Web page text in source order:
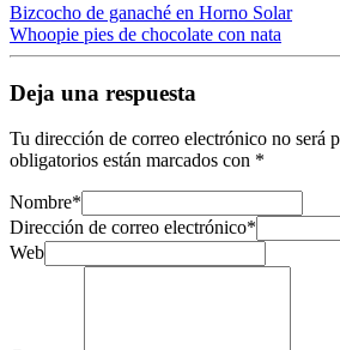
Bizcocho de ganaché en Horno Solar
Whoopie pies de chocolate con nata
Deja una respuesta
Tu dirección de correo electrónico no será
obligatorios están marcados con *
Nombre*
Dirección de correo electrónico*
Web